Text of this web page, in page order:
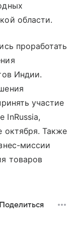
области.
проработать
Индии.
участие
InRussia,
октября. Также
миссии
товаров
Поделиться